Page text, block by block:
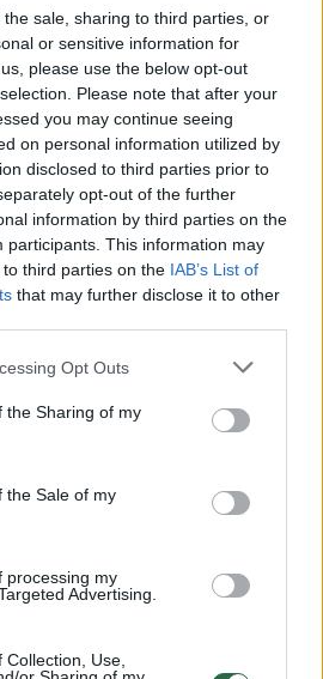
sale, sharing to third parties, or
or sensitive information for
please use the below opt-out
Please note that after your
you may continue seeing
on personal information utilized by
disclosed to third parties prior to
opt-out of the further
information by third parties on the
participants. This information may
third parties on the IAB’s List of
that may further disclose it to other
Opt Outs
the Sharing of my
the Sale of my
processing my
Advertising.
Use,
gali tinkamai įvertinti visas
draudimo bendrovės
vaiko charakterį
šis procesas ne tik
organizuoti savo
mąstymą ir kūrybiškumą,
ir skaitymo įgūdžius.
mokslo metais
nuotoliniu būdu, todėl,
vasarą vaikus reikia
daugiau būti gamtoje.